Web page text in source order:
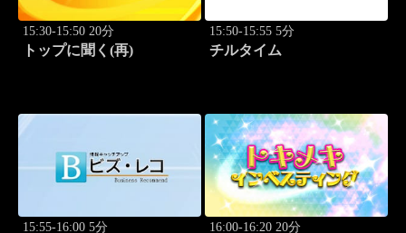
15:30-15:50 20分
トップに聞く(再)
15:50-15:55 5分
チルタイム
15:55-16:00 5分 16:00-16:20 20分